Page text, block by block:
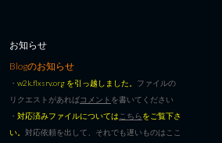
お知らせ
Blogのお知らせ
・ w2k.flxsrv.org を引っ越しました。 ファイルの
リクエストがあればコメント を書いてください
・ 対応済みファイルについては こちらをご覧下さ
い。 対応依頼を出して、それでも遅いものはここ